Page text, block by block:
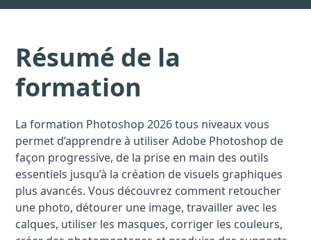
Résumé de la
formation
La formation Photoshop 2026 tous niveaux vous
permet d’apprendre à utiliser Adobe Photoshop de
façon progressive, de la prise en main des outils
essentiels jusqu’à la création de visuels graphiques
plus avancés. Vous découvrez comment retoucher
une photo, détourer une image, travailler avec les
calques, utiliser les masques, corriger les couleurs,